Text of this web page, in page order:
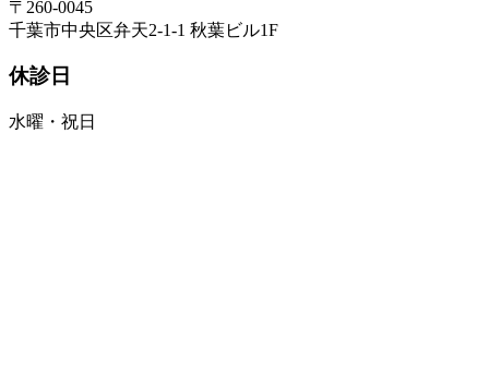
〒260-0045
千葉市中央区弁天2-1-1 秋葉ビル1F
休診日
水曜・祝日